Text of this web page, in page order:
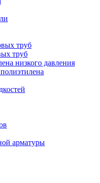
труб
труб
низкого давления
арматуры